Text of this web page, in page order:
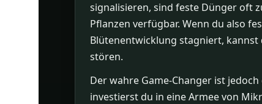
signalisieren, sind feste Dünger oft
Pflanzen verfügbar. Wenn du also
Blütenentwicklung stagniert, kannst
stören.
Der wahre Game-Changer ist
investierst du in eine Armee von